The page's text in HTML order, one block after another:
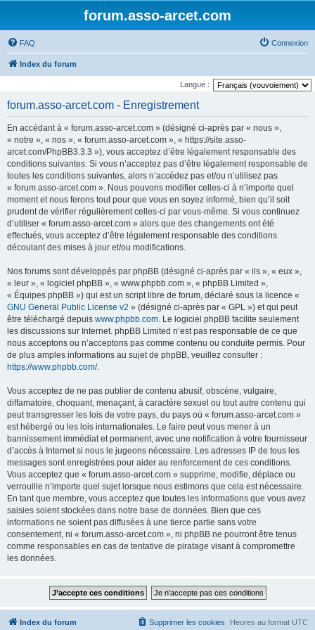
forum.asso-arcet.com
FAQ Connexion
Index du forum
Langue :
forum.asso-arcet.com - Enregistrement
En accédant à « forum.asso-arcet.com » (désigné ci-après par « nous »,
« notre », « nos », « forum.asso-arcet.com », « https://site.asso-
arcet.com/PhpBB3.3.3 »), vous acceptez d’être légalement responsable des
conditions suivantes. Si vous n’acceptez pas d’être légalement responsable de
toutes les conditions suivantes, alors n’accédez pas et/ou n’utilisez pas
« forum.asso-arcet.com ». Nous pouvons modifier celles-ci à n’importe quel
moment et nous ferons tout pour que vous en soyez informé, bien qu’il soit
prudent de vérifier régulièrement celles-ci par vous-même. Si vous continuez
d’utiliser « forum.asso-arcet.com » alors que des changements ont été
effectués, vous acceptez d’être légalement responsable des conditions
découlant des mises à jour et/ou modifications.
Nos forums sont développés par phpBB (désigné ci-après par « ils », « eux »,
« leur », « logiciel phpBB », « www.phpbb.com », « phpBB Limited »,
« Équipes phpBB ») qui est un script libre de forum, déclaré sous la licence «
GNU General Public License v2 » (désigné ci-après par « GPL ») et qui peut
être téléchargé depuis www.phpbb.com. Le logiciel phpBB facilite seulement
les discussions sur Internet. phpBB Limited n’est pas responsable de ce que
nous acceptons ou n’acceptons pas comme contenu ou conduite permis. Pour
de plus amples informations au sujet de phpBB, veuillez consulter :
https://www.phpbb.com/.
Vous acceptez de ne pas publier de contenu abusif, obscène, vulgaire,
diffamatoire, choquant, menaçant, à caractère sexuel ou tout autre contenu qui
peut transgresser les lois de votre pays, du pays où « forum.asso-arcet.com »
est hébergé ou les lois internationales. Le faire peut vous mener à un
bannissement immédiat et permanent, avec une notification à votre fournisseur
d’accès à Internet si nous le jugeons nécessaire. Les adresses IP de tous les
messages sont enregistrées pour aider au renforcement de ces conditions.
Vous acceptez que « forum.asso-arcet.com » supprime, modifie, déplace ou
verrouille n’importe quel sujet lorsque nous estimons que cela est nécessaire.
En tant que membre, vous acceptez que toutes les informations que vous avez
saisies soient stockées dans notre base de données. Bien que ces
informations ne soient pas diffusées à une tierce partie sans votre
consentement, ni « forum.asso-arcet.com », ni phpBB ne pourront être tenus
comme responsables en cas de tentative de piratage visant à compromettre
les données.
Index du forum Heures au format UTC
Supprimer les cookies